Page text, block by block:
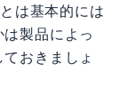
は基本的には
製品によっ
おきましょ